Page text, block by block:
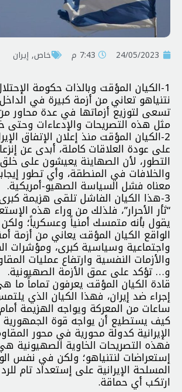
24/05/2023 7:43 م خاص,إيران
1-الكيان المؤقت وبالذات حكومة
نتنياهو تعاني من أزمة كبيرة في
تسعى لتوزيع أزماتها في عدة محاور
مثل هذه التصريحات والإدعاءات وحتى
2-الكيان المؤقت منذ إعلان الإتفاق
على عودة العلاقات كاملة، أبدى عن
التطور، لأن الصهاينة يعيشون على خلق
والخلافات في المنطقة، وأي تطور
معناه فشل السياسة الصهيو-أمريكية.
3-هذا الكيان الفاشل تلقى هزيمة
“ثأر الأحرار”، فلذلك من وراء هذه
يقول بأنه متمسك أمنياً وعسكرياً؛
الواقع الكيان المؤقت يعاني من أزمة
واجتماعية وسياسية كبرى، ومؤشرات
والأزمات النفسية وارتفاع عمليات
و… تؤكد على عمق الأزمة الصهيونية.
قادة الكيان المؤقت يعرفون تماماً ما
إجراء ضد إيران، فهذا الكيان الذي
ساعات من المعركة ويواجه الهزيمة
كيف يستطيع أن يواجه قوة الجمهورية
الإيرانية كدولة محورية في محور
فهذه التصريحات الخاوية الصهيونية
إستعراضات لنتنياهو؛ ولكن في نفس
المسلحة الإيرانية على إستعداد تام
ارتكب أي حماقة.